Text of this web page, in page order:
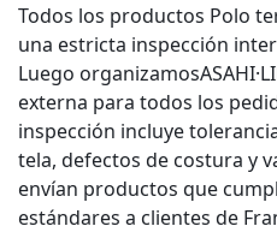
Todos los productos Polo
una estricta inspección
Luego organizamos
externa para todos los
inspección incluye
tela, defectos de costura y
envían productos que
estándares a clientes de